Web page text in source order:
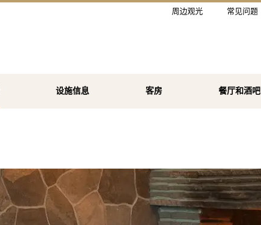
周边观光 常见问题
设施信息 客房 餐厅和酒吧